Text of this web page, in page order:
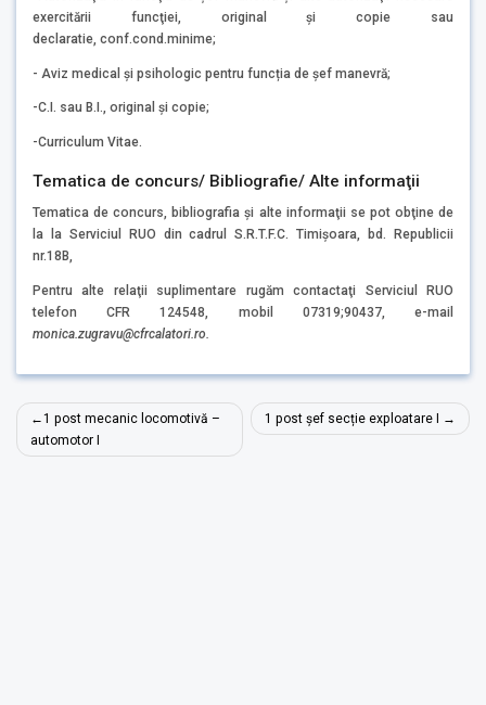
exercitării funcţiei, original şi copie sau
declaratie, conf.cond.minime;
- Aviz medical și psihologic pentru funcția de șef manevră;
-C.I. sau B.I., original şi copie;
-Curriculum Vitae.
Tematica de concurs/ Bibliografie/ Alte informaţii
Tematica de concurs, bibliografia şi alte informaţii se pot obţine de
la la Serviciul RUO din cadrul S.R.T.F.C. Timişoara, bd. Republicii
nr.18B,
Pentru alte relaţii suplimentare rugăm contactaţi Serviciul RUO
telefon CFR 124548, mobil 07319;90437, e-mail
monica.zugravu@cfrcalatori.ro.
Navigare
în
1 post mecanic locomotivă –
automotor I
1 post șef secție exploatare I